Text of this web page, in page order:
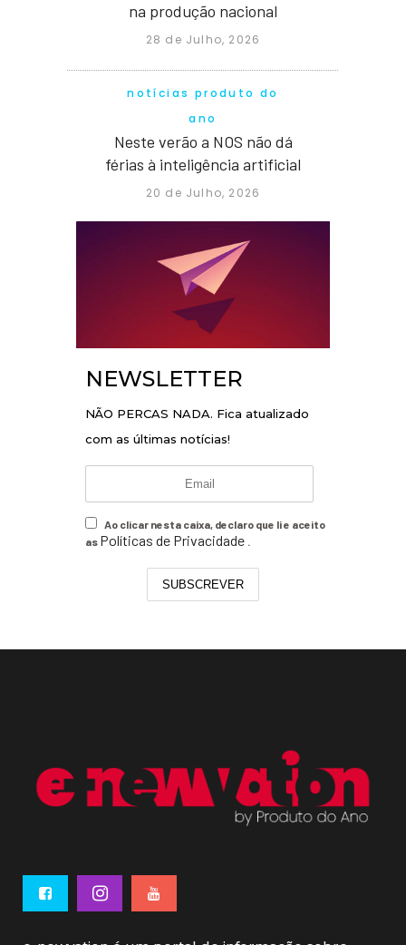
na produção nacional
28 de Julho, 2026
notícias produto do
ano
Neste verão a NOS não dá
férias à inteligência artificial
20 de Julho, 2026
NEWSLETTER
NÃO PERCAS NADA. Fica atualizado
com as últimas notícias!
Ao clicar nesta caixa, declaro que li e aceito
as Políticas de Privacidade .
SUBSCREVER